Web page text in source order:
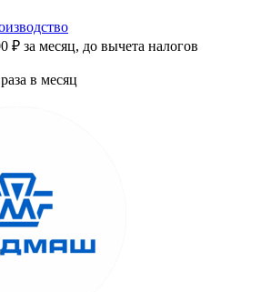
₽ за месяц, до вычета налогов
в месяц